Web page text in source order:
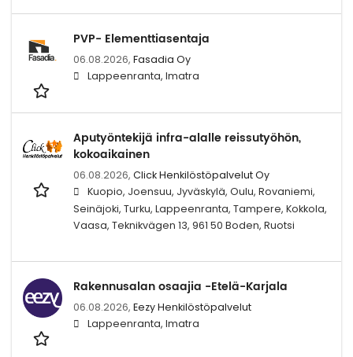
PVP- Elementtiasentaja
06.08.2026, Fasadia Oy
Lappeenranta, Imatra
Aputyöntekijä infra-alalle reissutyöhön,
kokoaikainen
06.08.2026, Click Henkilöstöpalvelut Oy
Kuopio, Joensuu, Jyväskylä, Oulu, Rovaniemi,
Seinäjoki, Turku, Lappeenranta, Tampere, Kokkola,
Vaasa, Teknikvägen 13, 961 50 Boden, Ruotsi
Rakennusalan osaajia -Etelä-Karjala
06.08.2026, Eezy Henkilöstöpalvelut
Lappeenranta, Imatra